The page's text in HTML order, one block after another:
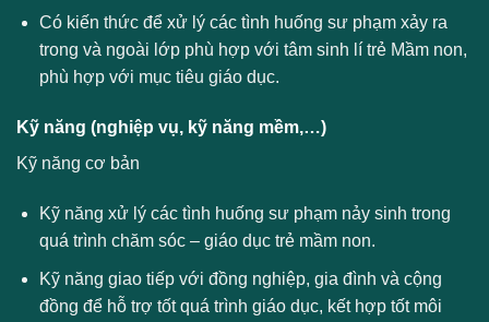
Có kiến thức để xử lý các tình huống sư phạm xảy ra
trong và ngoài lớp phù hợp với tâm sinh lí trẻ Mầm non,
phù hợp với mục tiêu giáo dục.
Kỹ năng (nghiệp vụ, kỹ năng mềm,…)
Kỹ năng cơ bản
Kỹ năng xử lý các tình huống sư phạm nảy sinh trong
quá trình chăm sóc – giáo dục trẻ mầm non.
Kỹ năng giao tiếp với đồng nghiệp, gia đình và cộng
đồng để hỗ trợ tốt quá trình giáo dục, kết hợp tốt môi